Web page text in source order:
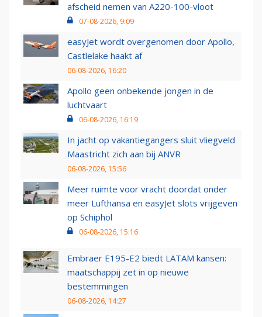
afscheid nemen van A220-100-vloot
07-08-2026, 9:09
easyJet wordt overgenomen door Apollo,
Castlelake haakt af
06-08-2026, 16:20
Apollo geen onbekende jongen in de
luchtvaart
06-08-2026, 16:19
In jacht op vakantiegangers sluit vliegveld
Maastricht zich aan bij ANVR
06-08-2026, 15:56
Meer ruimte voor vracht doordat onder
meer Lufthansa en easyJet slots vrijgeven
op Schiphol
06-08-2026, 15:16
Embraer E195-E2 biedt LATAM kansen:
maatschappij zet in op nieuwe
bestemmingen
06-08-2026, 14:27